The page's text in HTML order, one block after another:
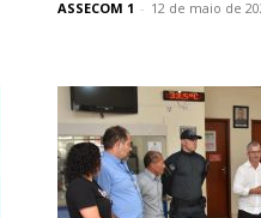
ASSECOM 1 - 12 de maio de